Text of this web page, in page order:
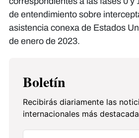
de entendimiento sobre
asistencia conexa de Estados
de enero de 2023.
Boletín
Recibirás diariamente las
internacionales más